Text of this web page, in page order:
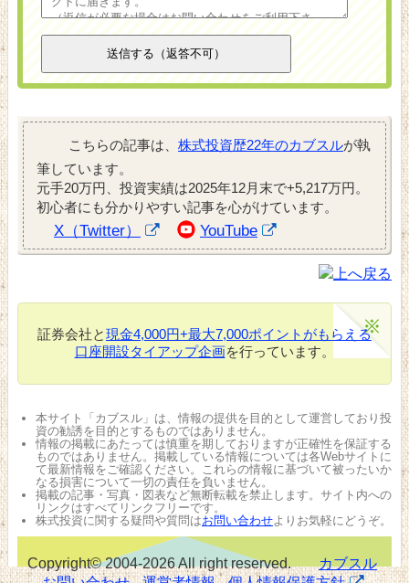
こちらの記事は、 株式投資歴22年のカブスルが執
筆しています。
元手20万円、投資実績は2025年12月末で+5,217万円。
初心者にも分かりやすい記事を心がけています。
X（Twitter） YouTube
証券会社と現金4,000円+最大7,000ポイントがもらえる
口座開設タイアップ企画を行っています。
本サイト「カブスル」は、情報の提供を目的として運営しており投
資の勧誘を目的とするものではありません。
情報の掲載にあたっては慎重を期しておりますが正確性を保証する
ものではありません。掲載している情報については各Webサイトに
て最新情報をご確認ください。これらの情報に基づいて被ったいか
なる損害について一切の責任を負いません。
掲載の記事・写真・図表など無断転載を禁止します。サイト内への
リンクはすべてリンクフリーです。
株式投資に関する疑問や質問はお問い合わせよりお気軽にどうぞ。
Copyright© 2004-2026 All right reserved.
カブスル